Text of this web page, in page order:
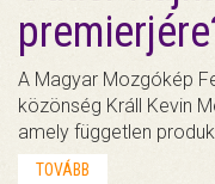
A Magyar Mozgókép
közönség Králl Kevin
amely független
TOVÁBB